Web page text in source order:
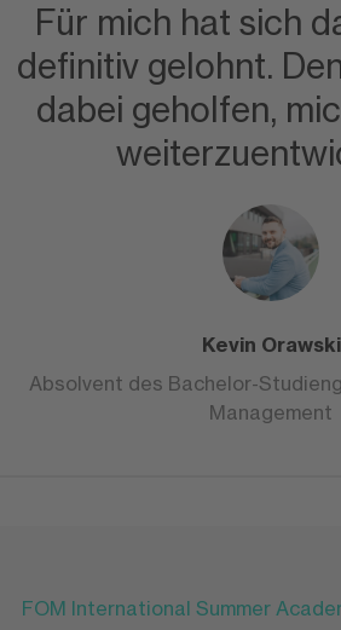
Für mich hat sich
definitiv gelohnt.
dabei geholfen,
Kevin Orawski
Absolvent des Bachelor-
Management
FOM International Summer